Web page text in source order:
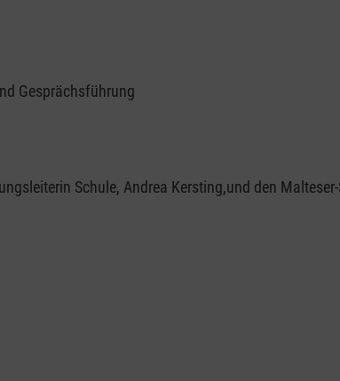
Gesprächsführung
Schule, Andrea Kersting,und den